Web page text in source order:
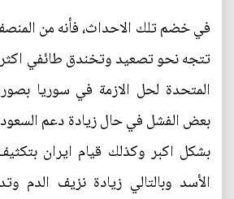
في خضم تلك الاحداث، فأنه من المنصف
تتجه نحو تصعيد وتخندق طائفي اكثر،
المتحدة لحل الازمة في سوريا
بعض الفشل في حال زيادة دعم
بشكل اكبر وكذلك قيام ايران
الأسد وبالتالي زيادة نزيف الدم